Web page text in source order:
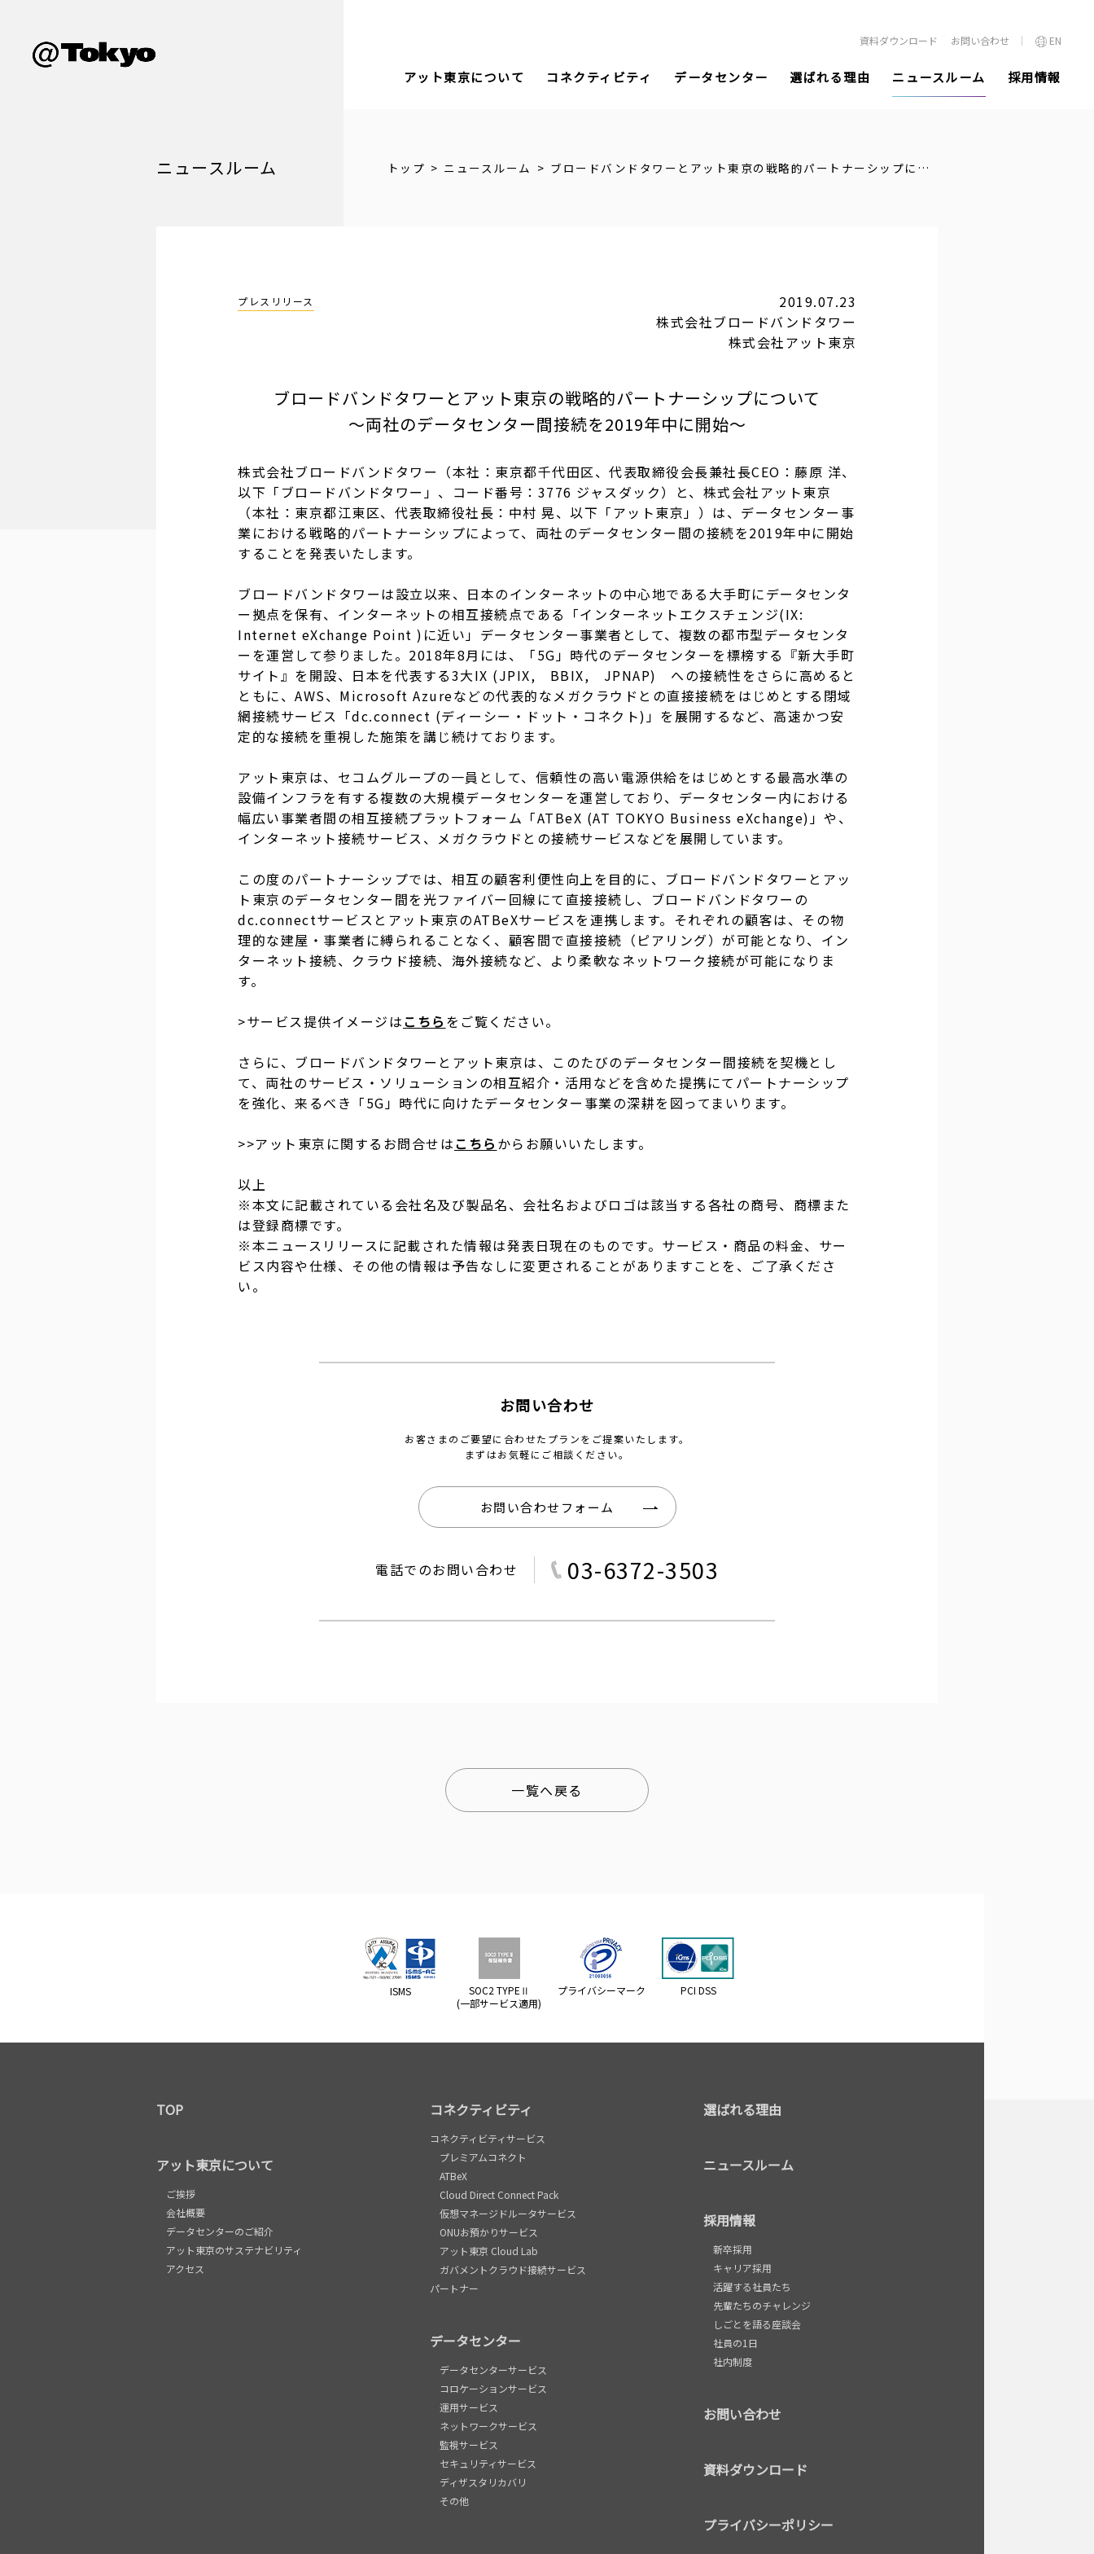
資料ダウンロード お問い合わせ EN
アット東京について コネクティビティ データセンター 選ばれる理由 ニュースルーム 採用情報
ニュースルーム トップ ニュースルーム ブロードバンドタワーとアット東京の戦略的パートナーシップについて 〜両社のデータセンター間接続を2019年中に開始〜
プレスリリース
2019.07.23
株式会社ブロードバンドタワー
株式会社アット東京
ブロードバンドタワーとアット東京の戦略的パートナーシップについて
〜両社のデータセンター間接続を2019年中に開始〜
株式会社ブロードバンドタワー（本社：東京都千代田区、代表取締役会長兼社長CEO：藤原 洋、
以下「ブロードバンドタワー」、コード番号：3776 ジャスダック）と、株式会社アット東京
（本社：東京都江東区、代表取締役社長：中村 晃、以下「アット東京」）は、データセンター事
業における戦略的パートナーシップによって、両社のデータセンター間の接続を2019年中に開始
することを発表いたします。
ブロードバンドタワーは設立以来、日本のインターネットの中心地である大手町にデータセンタ
ー拠点を保有、インターネットの相互接続点である「インターネットエクスチェンジ(IX:
Internet eXchange Point )に近い」データセンター事業者として、複数の都市型データセンタ
ーを運営して参りました。2018年8月には、「5G」時代のデータセンターを標榜する『新大手町
サイト』を開設、日本を代表する3大IX (JPIX, BBIX, JPNAP) への接続性をさらに高めると
ともに、AWS、Microsoft Azureなどの代表的なメガクラウドとの直接接続をはじめとする閉域
網接続サービス「dc.connect (ディーシー・ドット・コネクト)」を展開するなど、高速かつ安
定的な接続を重視した施策を講じ続けております。
アット東京は、セコムグループの一員として、信頼性の高い電源供給をはじめとする最高水準の
設備インフラを有する複数の大規模データセンターを運営しており、データセンター内における
幅広い事業者間の相互接続プラットフォーム「ATBeX (AT TOKYO Business eXchange)」や、
インターネット接続サービス、メガクラウドとの接続サービスなどを展開しています。
この度のパートナーシップでは、相互の顧客利便性向上を目的に、ブロードバンドタワーとアッ
ト東京のデータセンター間を光ファイバー回線にて直接接続し、ブロードバンドタワーの
dc.connectサービスとアット東京のATBeXサービスを連携します。それぞれの顧客は、その物
理的な建屋・事業者に縛られることなく、顧客間で直接接続（ピアリング）が可能となり、イン
ターネット接続、クラウド接続、海外接続など、より柔軟なネットワーク接続が可能になりま
す。
>サービス提供イメージはこちら をご覧ください。
さらに、ブロードバンドタワーとアット東京は、このたびのデータセンター間接続を契機とし
て、両社のサービス・ソリューションの相互紹介・活用などを含めた提携にてパートナーシップ
を強化、来るべき「5G」時代に向けたデータセンター事業の深耕を図ってまいります。
>>アット東京に関するお問合せはこちら からお願いいたします。
以上
※本文に記載されている会社名及び製品名、会社名およびロゴは該当する各社の商号、商標また
は登録商標です。
※本ニュースリリースに記載された情報は発表日現在のものです。サービス・商品の料金、サー
ビス内容や仕様、その他の情報は予告なしに変更されることがありますことを、ご了承くださ
い。
お問い合わせ
お客さまのご要望に合わせたプランをご提案いたします。
まずはお気軽にご相談ください。
お問い合わせフォーム
電話でのお問い合わせ 03-6372-3503
一覧へ戻る
ISMS
SOC2 TYPEⅡ
(一部サービス適用)
プライバシーマーク PCI DSS
TOP
アット東京について
ご挨拶
会社概要
データセンターのご紹介
アット東京のサステナビリティ
アクセス
コネクティビティ
コネクティビティサービス
プレミアムコネクト
ATBeX
Cloud Direct Connect Pack
仮想マネージドルータサービス
ONUお預かりサービス
アット東京 Cloud Lab
ガバメントクラウド接続サービス
パートナー
データセンター
データセンターサービス
コロケーションサービス
運用サービス
ネットワークサービス
監視サービス
セキュリティサービス
ディザスタリカバリ
その他
選ばれる理由
ニュースルーム
採用情報
新卒採用
キャリア採用
活躍する社員たち
先輩たちのチャレンジ
しごとを語る座談会
社員の1日
社内制度
お問い合わせ
資料ダウンロード
プライバシーポリシー